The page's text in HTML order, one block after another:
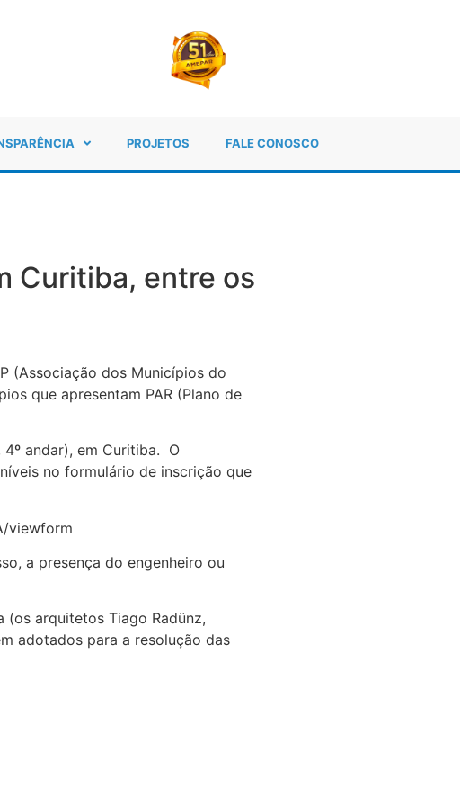
PROJETOS FALE CONOSCO
Curitiba, entre os
(Associação dos Municípios do
que apresentam PAR (Plano de
4º andar), em Curitiba. O
no formulário de inscrição que
viewform
a presença do engenheiro ou
arquitetos Tiago Radünz,
adotados para a resolução das